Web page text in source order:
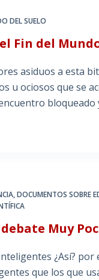
DEL SUELO
Fin del
asiduos a esta
u ociosos que se
,DOCUMENTOS SOBRE
Muy
¿Así?
que los que